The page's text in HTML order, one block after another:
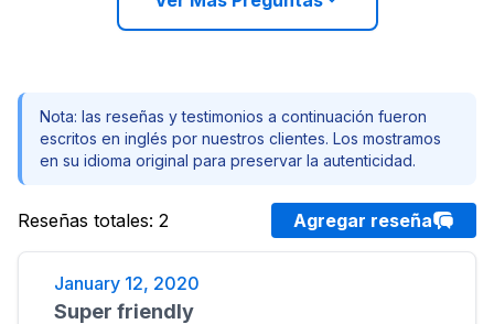
Nota: las reseñas y testimonios a continuación fueron
escritos en inglés por nuestros clientes. Los mostramos
en su idioma original para preservar la autenticidad.
Reseñas totales: 2 Agregar reseña
January 12, 2020
Super friendly